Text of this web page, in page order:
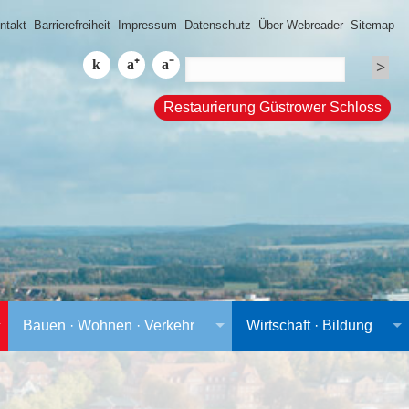
Barrierefreiheit Impressum Datenschutz Über Webreader Sitemap
Restaurierung Güstrower Schloss
Bauen · Wohnen · Verkehr Wirtschaft · Bildung